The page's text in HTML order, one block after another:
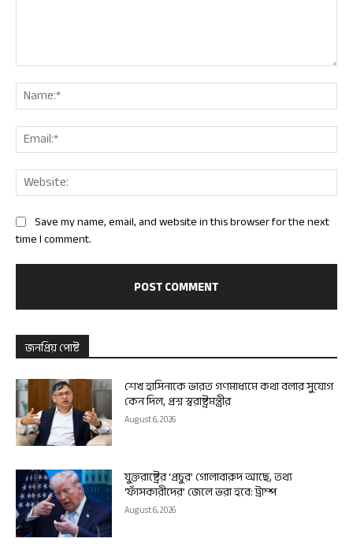
Comment:
Save my name, email, and website in this browser for the next
time I comment.
জনপ্রিয় পোষ্ট
শেখ হাসিনাকে ভারত গণমাধ্যমে কথা বলার সুযোগ
কেন দিল, প্রশ্ন স্বরাষ্ট্রমন্ত্রীর
August 6, 2026
যুক্তরাষ্ট্রের ‘প্রচুর’ গোলাবারুদ আছে, তথ্য
‘ফাঁসকারীদের’ জেলে ভরা হবে: ট্রাম্প
August 6, 2026